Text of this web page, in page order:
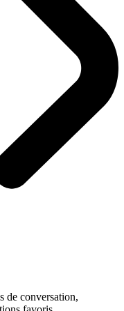
de conversation,